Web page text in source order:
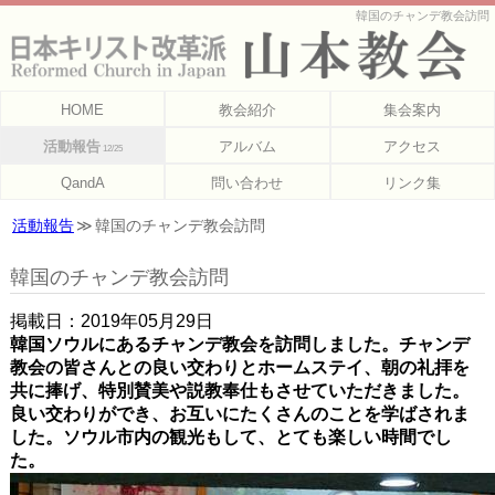
韓国のチャンデ教会訪問
HOME 教会紹介 集会案内
活動報告 12/25 アルバム アクセス
QandA 問い合わせ リンク集
活動報告 韓国のチャンデ教会訪問
韓国のチャンデ教会訪問
掲載日：2019年05月29日
韓国ソウルにあるチャンデ教会を訪問しました。チャンデ
教会の皆さんとの良い交わりとホームステイ、朝の礼拝を
共に捧げ、特別賛美や説教奉仕もさせていただきました。
良い交わりができ、お互いにたくさんのことを学ばされま
した。ソウル市内の観光もして、とても楽しい時間でし
た。